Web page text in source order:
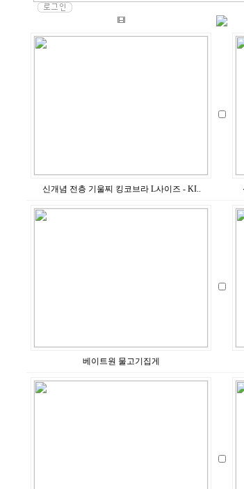
신개념 전층 기울찌 킹코브라 L사이즈 - KI..
베이트원 물고기집게